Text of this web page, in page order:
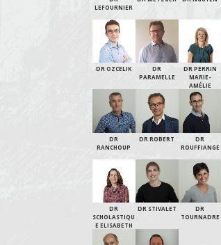
LEFOURNIER
DR OZCELIK
DR
PARAMELLE
DR PERRIN
MARIE-
AMÉLIE
DR
RANCHOUP
DR ROBERT
DR
ROUFFIANGE
DR
SCHOLASTIQU
E ELISABETH
DR STIVALET
DR
TOURNADRE